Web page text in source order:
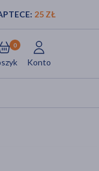
25 ZŁ
0
Konto